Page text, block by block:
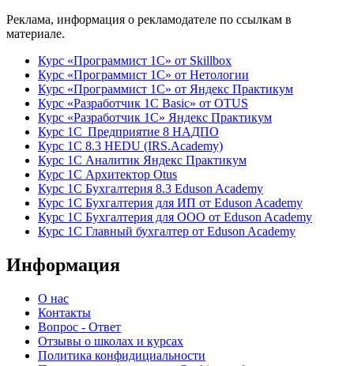
Реклама, информация о рекламодателе по ссылкам в
материале.
Курс «Программист 1С» от Skillbox
Курс «Программист 1С» от Нетологии
Курс «Программист 1С» от Яндекс Практикум
Курс «Разработчик 1С Basic» от OTUS
Курс «Разработчик 1С» Яндекс Практикум
Курс 1С Предприятие 8 НАДПО
Курс 1С 8.3 HEDU (IRS.Academy)
Курс 1С Аналитик Яндекс Практикум
Курс 1С Архитектор Otus
Курс 1С Бухгалтерия 8.3 Eduson Academy
Курс 1С Бухгалтерия для ИП от Eduson Academy
Курс 1С Бухгалтерия для ООО от Eduson Academy
Курс 1С Главный бухгалтер от Eduson Academy
Информация
О нас
Контакты
Вопрос - Ответ
Отзывы о школах и курсах
Политика конфидициальности